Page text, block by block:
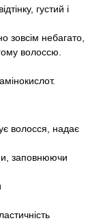
густий і
зовсім небагато,
волоссю.
волосся, надає
заповнюючи